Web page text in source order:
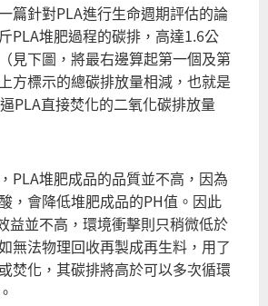
篇針對PLA進行生命週期評估的論
PLA堆肥過程的碳排，高達1.6公
見下圖，將最右邊算起第一個及第
方標示的總碳排放量相減，也就是
PLA直接焚化的二氧化碳排放量
PLA堆肥成品的品質並不高，因為
，會降低堆肥成品的PH值。因此
益並不高，環境衝擊則只稍微低於
無法物理回收再製成再生料，用了
焚化，其碳排將高於可以多次循環